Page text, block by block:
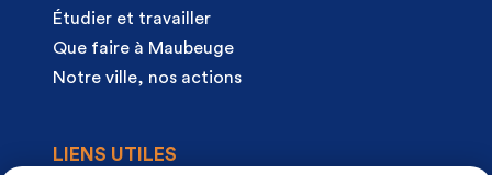
Étudier et travailler
Que faire à Maubeuge
Notre ville, nos actions
LIENS UTILES